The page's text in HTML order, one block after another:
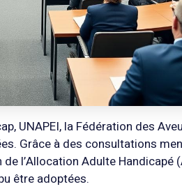
UNAPEI, la Fédération des
Grâce à des consultations
l’Allocation Adulte Handicapé
être adoptées.